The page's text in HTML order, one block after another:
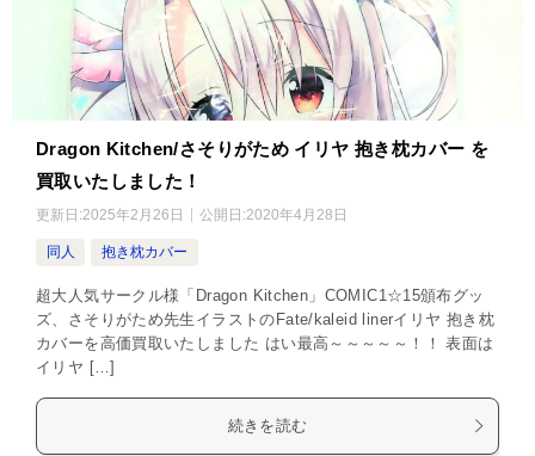
Dragon Kitchen/さそりがため イリヤ 抱き枕カバー を
買取いたしました！
更新日:2025年2月26日 公開日:2020年4月28日
同人 抱き枕カバー
超大人気サークル様「Dragon Kitchen」COMIC1☆15頒布グッ
ズ、さそりがため先生イラストのFate/kaleid linerイリヤ 抱き枕
カバーを高価買取いたしました はい最高～～～～～！！ 表面は
イリヤ […]
続きを読む